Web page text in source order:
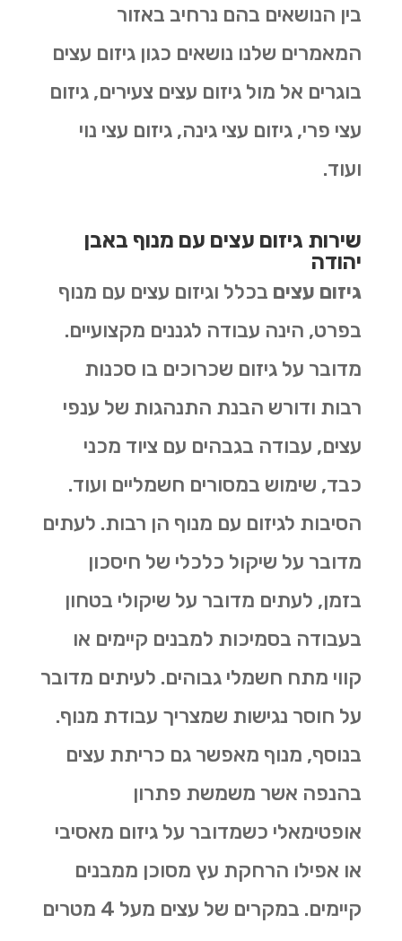
בין הנושאים בהם נרחיב באזור
המאמרים שלנו נושאים כגון גיזום עצים
בוגרים אל מול גיזום עצים צעירים, גיזום
עצי פרי, גיזום עצי גינה, גיזום עצי נוי
ועוד.
שירות גיזום עצים עם מנוף באבן
יהודה
גיזום עצים בכלל וגיזום עצים עם מנוף
בפרט, הינה עבודה לגננים מקצועיים.
מדובר על גיזום שכרוכים בו סכנות
רבות ודורש הבנת התנהגות של ענפי
עצים, עבודה בגבהים עם ציוד מכני
כבד, שימוש במסורים חשמליים ועוד.
הסיבות לגיזום עם מנוף הן רבות. לעתים
מדובר על שיקול כלכלי של חיסכון
בזמן, לעתים מדובר על שיקולי בטחון
בעבודה בסמיכות למבנים קיימים או
קווי מתח חשמלי גבוהים. לעיתים מדובר
על חוסר נגישות שמצריך עבודת מנוף.
בנוסף, מנוף מאפשר גם כריתת עצים
בהנפה אשר משמשת פתרון
אופטימאלי כשמדובר על גיזום מאסיבי
או אפילו הרחקת עץ מסוכן ממבנים
קיימים. במקרים של עצים מעל 4 מטרים